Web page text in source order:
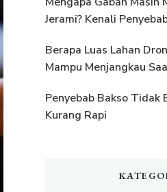
Jerami? Kenali
Berapa Luas Lahan
Mampu Menjangkau
Penyebab Bakso Tidak
Kurang Rapi